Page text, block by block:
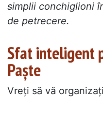
simplii conchiglioni
de petrecere.
Sfat inteligent
Paște
Vreți să vă